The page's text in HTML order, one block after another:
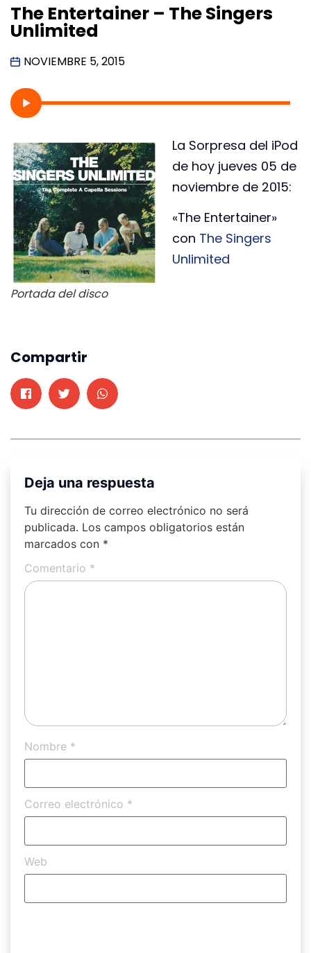
The Entertainer – The Singers
Unlimited
NOVIEMBRE 5, 2015
Portada del disco
La Sorpresa del iPod
de hoy jueves 05 de
noviembre de 2015:
«The Entertainer»
con The Singers
Unlimited
Compartir
Deja una respuesta
Tu dirección de correo electrónico no será
publicada. Los campos obligatorios están
marcados con *
Comentario *
Nombre *
Correo electrónico *
Web